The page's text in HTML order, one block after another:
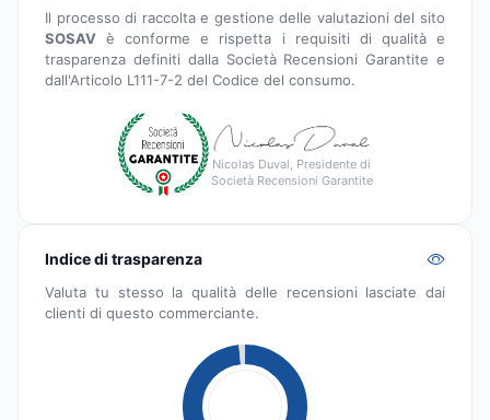
Il processo di raccolta e gestione delle valutazioni del sito
SOSAV è conforme e rispetta i requisiti di qualità e
trasparenza definiti dalla Società Recensioni Garantite e
dall'Articolo L111-7-2 del Codice del consumo.
Nicolas Duval, Presidente di
Società Recensioni Garantite
Indice di trasparenza
Valuta tu stesso la qualità delle recensioni lasciate dai
clienti di questo commerciante.